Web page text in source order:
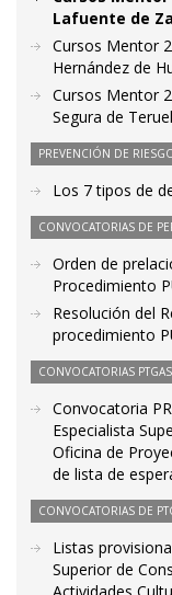
Lafuente de
Cursos Mentor
Hernández de
Cursos Mentor
Segura de Teruel
PREVENCIÓN DE
Los 7 tipos de
CONVOCATORIAS DE
Orden de
Procedimiento
Resolución del
procedimiento
CONVOCATORIAS
Convocatoria
Especialista
Oficina de
de lista de
CONVOCATORIAS DE
Listas
Superior de